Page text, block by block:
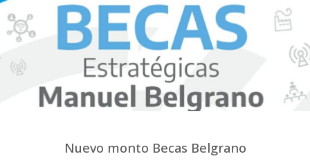
Nuevo monto Becas Belgrano